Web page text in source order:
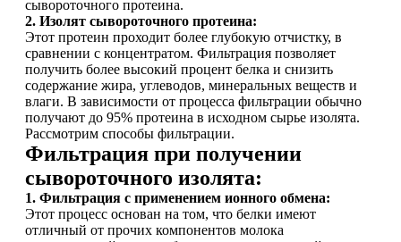
Щитовидная железа
Омега жиры
Суставы и связки
Коллаген
Протеин
НАЗАД
сывороточного протеина.
2. Изолят сывороточного протеина:
Этот протеин проходит более глубокую отчистку, в
сравнении с концентратом. Фильтрация позволяет
получить более высокий процент белка и снизить
содержание жира, углеводов, минеральных веществ и
влаги. В зависимости от процесса фильтрации обычно
получают до 95% протеина в исходном сырье изолята.
Рассмотрим способы фильтрации.
Фильтрация при получении
сывороточного изолята:
1. Фильтрация с применением ионного обмена:
Этот процесс основан на том, что белки имеют
отличный от прочих компонентов молока